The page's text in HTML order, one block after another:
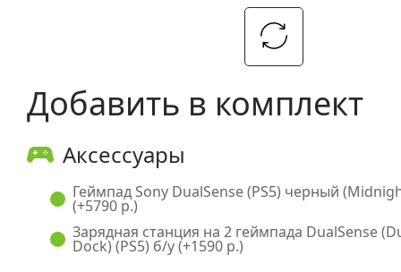
Добавить в комплект
Аксессуары
Геймпад Sony DualSense (PS5) черный
(+5790 р.)
Зарядная станция на 2 геймпада DualSense
Dock) (PS5) б/у (+1590 р.)